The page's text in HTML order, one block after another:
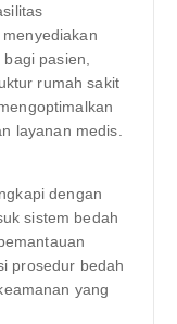
pasien,
rumah sakit
layanan medis.
dengan
sistem bedah
prosedur bedah
yang